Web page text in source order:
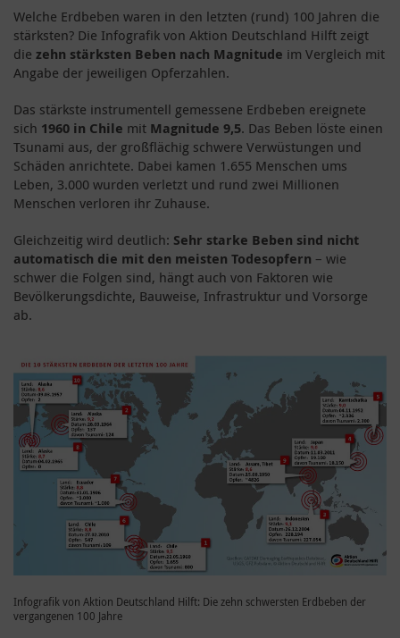
Welche Erdbeben waren in den letzten (rund) 100 Jahren die
stärksten? Die Infografik von Aktion Deutschland Hilft zeigt
die zehn stärksten Beben nach Magnitude im Vergleich mit
Angabe der jeweiligen Opferzahlen.
Das stärkste instrumentell gemessene Erdbeben ereignete
sich 1960 in Chile mit Magnitude 9,5. Das Beben löste einen
Tsunami aus, der großflächig schwere Verwüstungen und
Schäden anrichtete. Dabei kamen 1.655 Menschen ums
Leben, 3.000 wurden verletzt und rund zwei Millionen
Menschen verloren ihr Zuhause.
Gleichzeitig wird deutlich: Sehr starke Beben sind nicht
automatisch die mit den meisten Todesopfern – wie
schwer die Folgen sind, hängt auch von Faktoren wie
Bevölkerungsdichte, Bauweise, Infrastruktur und Vorsorge
ab.
Infografik von Aktion Deutschland Hilft: Die zehn schwersten Erdbeben der
vergangenen 100 Jahre